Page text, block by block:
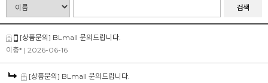
검색
[상품문의] BLmall 문의드립니다.
이충* | 2026-06-16
[상품문의] BLmall 문의드립니다.